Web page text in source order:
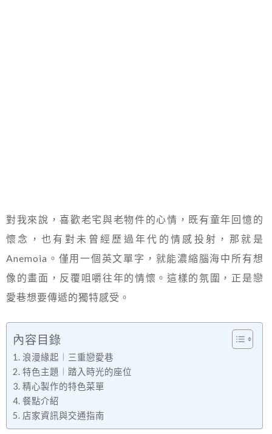
對我來說，喜歡老宅與老物件的心情，既有童年回憶的
懷念，也有對未曾經歷過年代的情感投射，那就是
Anemoia。僅用一個英文單字，就能濃縮腦海中所有想
像的畫面，反覆咀嚼往年的情懷。這樣的氛圍，正是戀
愛巷想要傳遞的獨特感受。
內容目錄
浪漫緣起︱三重戀愛巷
特色主題︱踏入時光的座位
精心製作的特色菜單
餐點介紹
店家資訊與交通指南